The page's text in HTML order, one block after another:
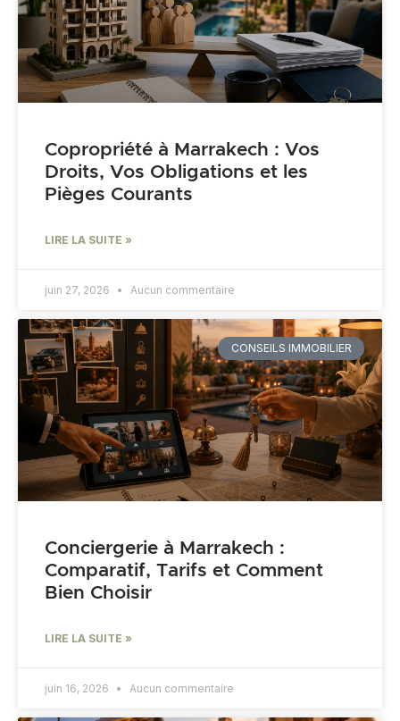
Copropriété à Marrakech : Vos
Droits, Vos Obligations et les
Pièges Courants
LIRE LA SUITE »
juin 27, 2026 Aucun commentaire
CONSEILS IMMOBILIER
Conciergerie à Marrakech :
Comparatif, Tarifs et Comment
Bien Choisir
LIRE LA SUITE »
juin 16, 2026 Aucun commentaire